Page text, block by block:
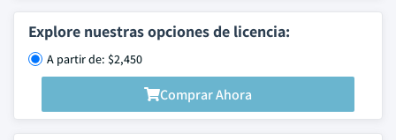
Explore nuestras opciones de licencia:
A partir de: $2,450
Comprar Ahora